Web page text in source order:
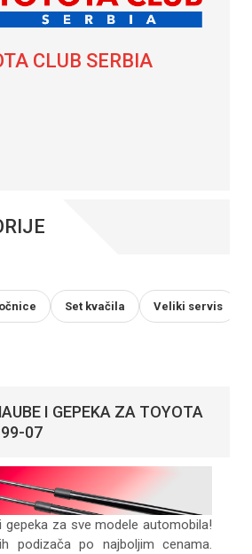
CLUB SERBIA
Set kvačila Veliki servis
I GEPEKA ZA TOYOTA
07
gepeka za sve modele automobila!
podizača po najboljim cenama.